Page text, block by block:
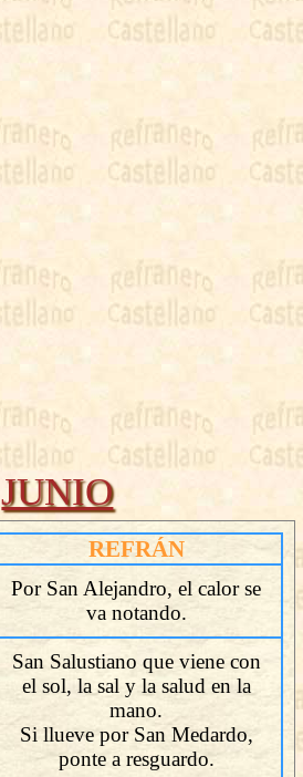
JUNIO
REFRÁN
Por San Alejandro, el calor se
va notando.
San Salustiano que viene con
el sol, la sal y la salud en la
mano.
Si llueve por San Medardo,
ponte a resguardo.